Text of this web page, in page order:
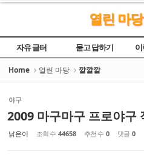
열린 마당
자유 글터 묻고 답하기
놀이터
Home 열린 마당 깔깔깔
야구
2009 마구마구 프로야구
낡은이 조회 수 44658 추천 수 0 댓글 0